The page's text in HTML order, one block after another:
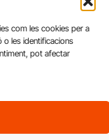
com les cookies per a
les identificacions
pot afectar